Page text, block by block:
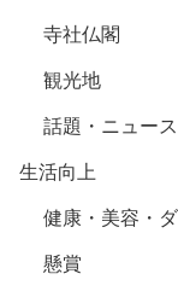
寺社仏閣
観光地
話題・ニュース
生活向上
健康・美容・
懸賞